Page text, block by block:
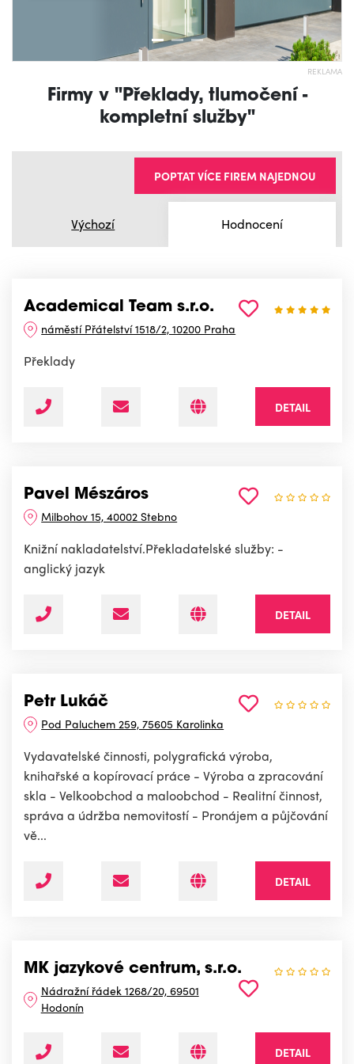
REKLAMA
Firmy v "Překlady, tlumočení -
kompletní služby"
Výchozí Hodnocení
POPTAT VÍCE FIREM NAJEDNOU
Academical Team s.r.o.
náměstí Přátelství 1518/2, 10200 Praha
Překlady
DETAIL
Pavel Mészáros
Milbohov 15, 40002 Stebno
Knižní nakladatelství.Překladatelské služby: -
anglický jazyk
DETAIL
Petr Lukáč
Pod Paluchem 259, 75605 Karolinka
Vydavatelské činnosti, polygrafická výroba,
knihařské a kopírovací práce - Výroba a zpracování
skla - Velkoobchod a maloobchod - Realitní činnost,
správa a údržba nemovitostí - Pronájem a půjčování
vě...
DETAIL
MK jazykové centrum, s.r.o.
Nádražní řádek 1268/20, 69501
Hodonín
DETAIL